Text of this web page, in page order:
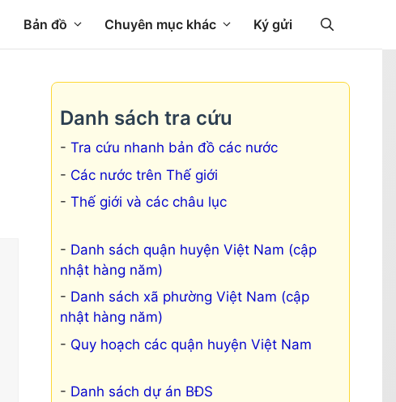
Bản đồ Chuyên mục khác Ký gửi
Danh sách tra cứu
Tra cứu nhanh bản đồ các nước
Các nước trên Thế giới
Thế giới và các châu lục
Danh sách quận huyện Việt Nam (cập
nhật hàng năm)
Danh sách xã phường Việt Nam (cập
nhật hàng năm)
Quy hoạch các quận huyện Việt Nam
Danh sách dự án BĐS